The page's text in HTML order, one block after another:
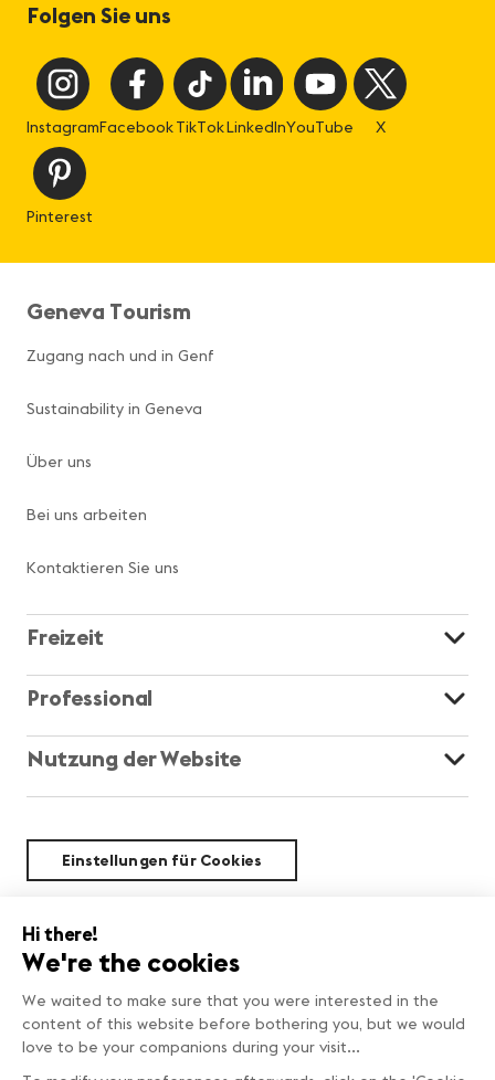
Folgen Sie uns
InstagramFacebookTikTokLinkedInYouTube X
Pinterest
Geneva Tourism
Zugang nach und in Genf
Sustainability in Geneva
Über uns
Bei uns arbeiten
Kontaktieren Sie uns
Freizeit
Professional
Nutzung der Website
Einstellungen für Cookies
Nachhaltigkeit